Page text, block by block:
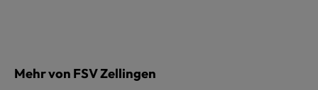
Mehr von FSV Zellingen